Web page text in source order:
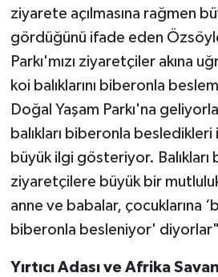
ziyarete açılmasına rağmen
gördüğünü ifade eden
Parkı'mızı ziyaretçiler akına
koi balıklarını biberonla
Doğal Yaşam Parkı'na
balıkları biberonla besledikleri
büyük ilgi gösteriyor.
ziyaretçilere büyük bir
anne ve babalar, çocuklarına
biberonla besleniyor'
Yırtıcı Adası ve Afrika